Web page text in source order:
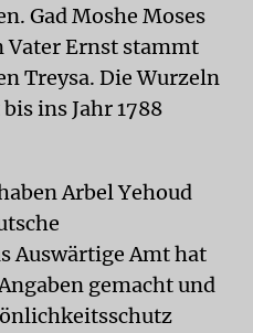
Gad Moshe Moses
Vater Ernst stammt
Treysa. Die Wurzeln
ins Jahr 1788
Arbel Yehoud
Auswärtige Amt hat
gemacht und